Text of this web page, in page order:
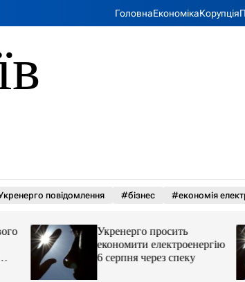
ГоловнаЕкономікаКорупція
повідомлення #бізнес #економія
Укренерго просить
економити електроенергію
6 серпня через спеку